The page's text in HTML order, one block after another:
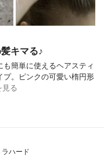
キマる♪
簡単に使えるヘアスティ
プ。ピンクの可愛い楕円形
見る
ハード